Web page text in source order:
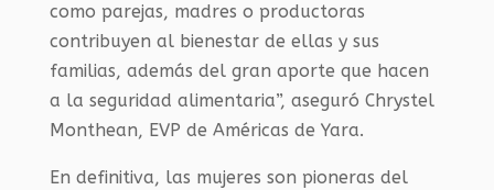
como parejas, madres o productoras
contribuyen al bienestar de ellas y sus
familias, además del gran aporte que hacen
a la seguridad alimentaria”, aseguró Chrystel
Monthean, EVP de Américas de Yara.
En definitiva, las mujeres son pioneras del